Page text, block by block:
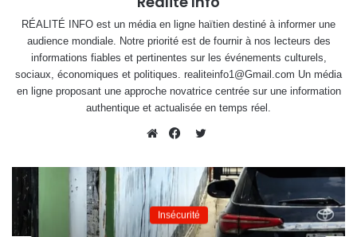
RÉALITÉ INFO est un média en ligne haïtien destiné à informer une
audience mondiale. Notre priorité est de fournir à nos lecteurs des
informations fiables et pertinentes sur les événements culturels,
sociaux, économiques et politiques. realiteinfo1@Gmail.com Un média
en ligne proposant une approche novatrice centrée sur une information
authentique et actualisée en temps réel.
Insécurité